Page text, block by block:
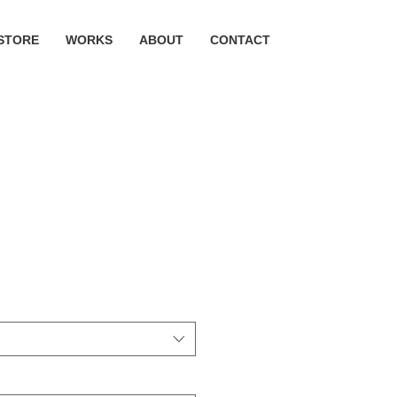
WORKS ABOUT CONTACT